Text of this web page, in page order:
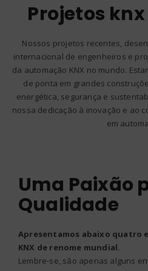
Projetos
Nossos projetos recentes,
internacional de engenheiros e
da automação KNX no mundo.
de ponta em grandes
energética, segurança e
nossa dedicação à inovação e ao
em
Uma Paixão
Qualidade
Apresentamos abaixo quatro
KNX de renome mundial.
Lembre-se, são apenas alguns